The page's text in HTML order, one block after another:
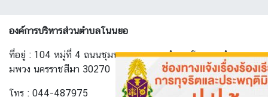
องค์การบริหารส่วนตำบลโนนยอ
ที่อยู่ : 104 หมู่ที่ 4 ถนนชุมพวง-ทางพาด ตำบล โนนยอ อำเภอ ชุ
มพวง นครราชสีมา 30270
โทร : 044-487975